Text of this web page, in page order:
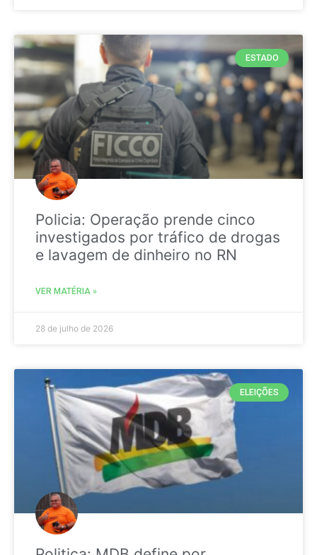
ESTADO
Policia: Operação prende cinco
investigados por tráfico de drogas
e lavagem de dinheiro no RN
VER MATÉRIA »
28 de julho de 2026
ELEIÇÕES